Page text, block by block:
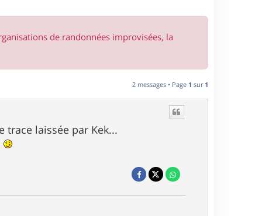
de randonnées improvisées, la
2 messages • Page 1 sur 1
trace laissée par Kek...